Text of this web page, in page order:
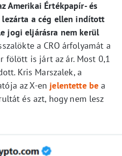
Amerikai Értékpapír- és
lezárta a cég ellen indított
jogi eljárásra nem kerül
a CRO árfolyamát a
fölött is járt az ár. Most 0,1
Kris Marszalek, a
az X-en jelentette be a
és azt, hogy nem lesz